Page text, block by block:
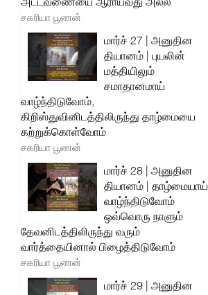
சகரியா பூணன்
மார்ச் 27 | அனுதின
தியானம் | புயலின்
மத்தியிலும்
சமாதானமாய்
வாழ்ந்திடுவோம்,
கிறிஸ்துவினிடத்திலிருந்து தாழ்மையை
கற்றுக்கொள்வோம்
சகரியா பூணன்
மார்ச் 28 | அனுதின
தியானம் | தாழ்மையாய்
வாழ்ந்திடுவோம்
ஒவ்வொரு நாளும்
தேவனிடத்திலிருந்து வரும்
வார்த்தையினால் பிழைத்திடுவோம்
சகரியா பூணன்
மார்ச் 29 | அனுதின